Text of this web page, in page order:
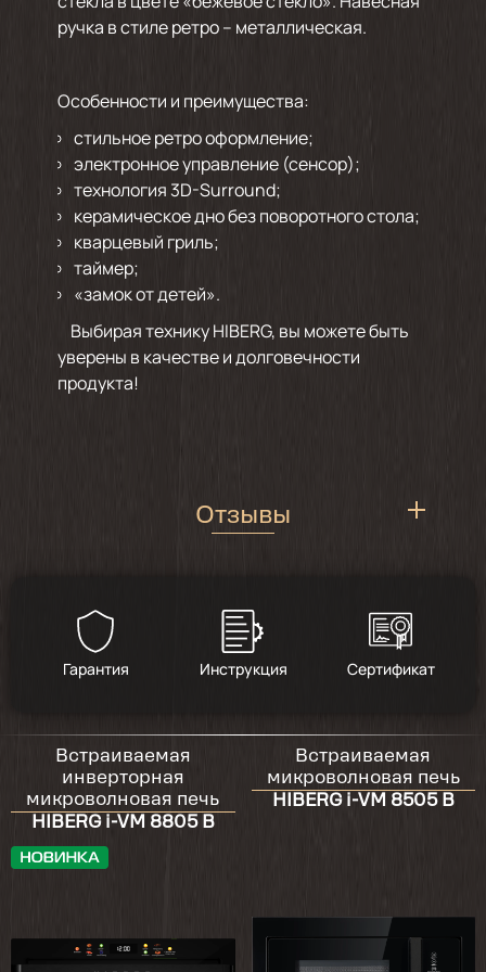
ручка в стиле ретро – металлическая.
Особенности и преимущества:
стильное ретро оформление;
электронное управление (сенсор);
технология 3D-Surround;
керамическое дно без поворотного стола;
кварцевый гриль;
таймер;
«замок от детей».
Выбирая технику HIBERG, вы можете быть
уверены в качестве и долговечности
продукта!
Отзывы
17
Взяли исключительно из-за цвета! Какие-то
перебои с бежевой техникой в магазинах,
так как была куплена уже до этого варка и
духовка, задача стояла подобрать что-то
максимально приближенное….получилось
отчасти, но это неплохой вариант. По
функционалу вроде все норм, дверка
понятен, без заморочек. Пришла в
разорванной коробке , наверное колесила
по всей необъятной)
Гарантия Инструкция Сертификат
Встраиваемая
инверторная
микроволновая печь
HIBERG i-VM 8805 B
Встраиваемая
микроволновая печь
HIBERG i-VM 8505 B